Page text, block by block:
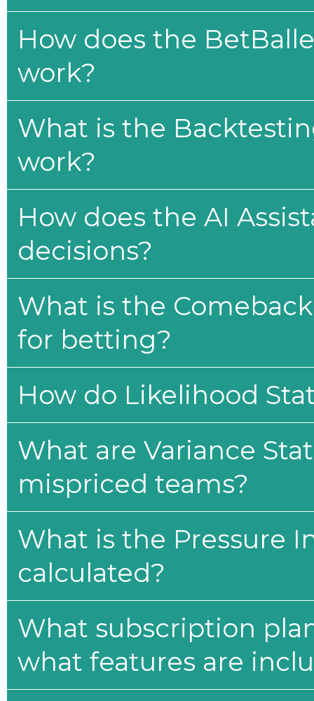
How does the
work?
What is the
work?
How does the AI
decisions?
What is the
for betting?
How do Likelihood
What are Variance
mispriced teams?
What is the Pressure
calculated?
What subscription
what features are